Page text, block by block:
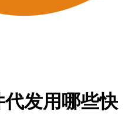
发用哪些快